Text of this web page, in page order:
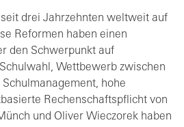
drei Jahrzehnten weltweit auf
Reformen haben einen
den Schwerpunkt auf
Wettbewerb zwischen
hohe
Rechenschaftspflicht von
und Oliver Wieczorek haben